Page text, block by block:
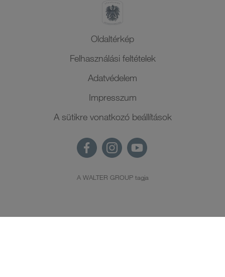
Oldaltérkép
Felhasználási feltételek
Adatvédelem
Impresszum
A sütikre vonatkozó beállítások
A WALTER GROUP tagja